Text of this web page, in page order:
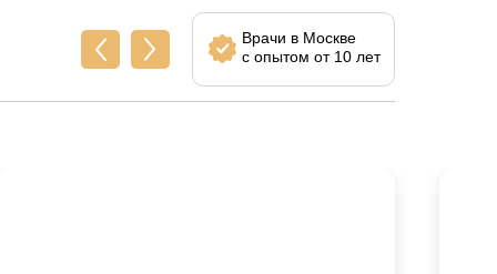
Врачи в Москве
с опытом от 10 лет